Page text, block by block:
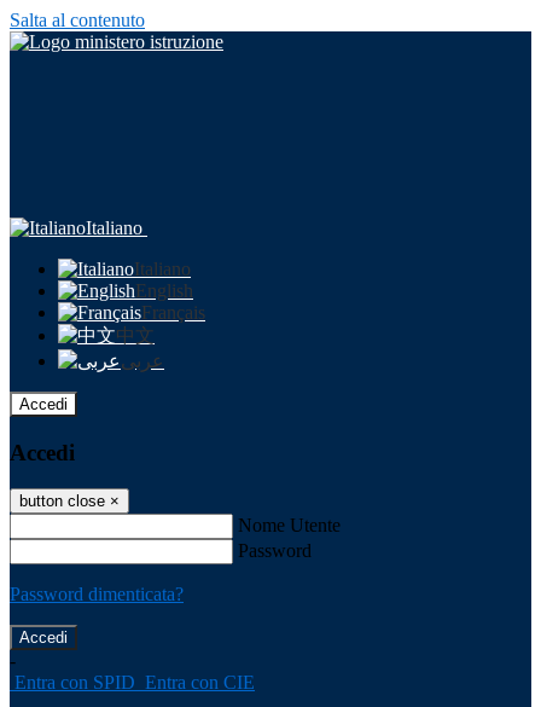
Salta al contenuto
Italiano
Italiano
English
Français
中文
عربى
Accedi
Accedi
button close ×
Nome Utente
Password
Password dimenticata?
-
Entra con SPID Entra con CIE